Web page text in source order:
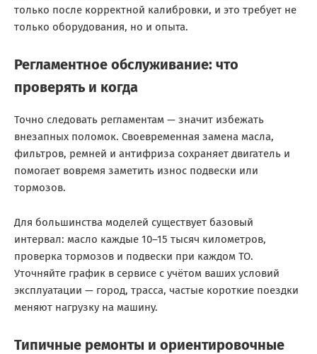
только после корректной калибровки, и это требует не
только оборудования, но и опыта.
Регламентное обслуживание: что
проверять и когда
Точно следовать регламентам — значит избежать
внезапных поломок. Своевременная замена масла,
фильтров, ремней и антифриза сохраняет двигатель и
помогает вовремя заметить износ подвески или
тормозов.
Для большинства моделей существует базовый
интервал: масло каждые 10–15 тысяч километров,
проверка тормозов и подвески при каждом ТО.
Уточняйте график в сервисе с учётом ваших условий
эксплуатации — город, трасса, частые короткие поездки
меняют нагрузку на машину.
Типичные ремонты и ориентировочные